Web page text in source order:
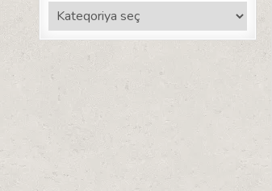
Kateqoriyalar